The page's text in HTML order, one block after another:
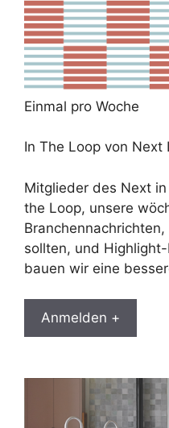
Einmal pro Woche
In The Loop von Next
Mitglieder des Next
the Loop, unsere
sollten, und
bauen wir eine
Anmelden +